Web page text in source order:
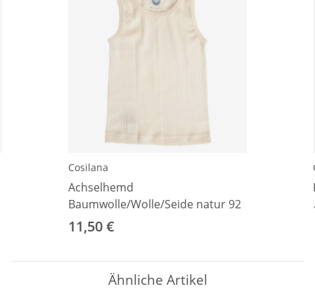
Cosilana
Achselhemd
Baumwolle/Wolle/Seide natur 92
11,50 €
Ähnliche Artikel